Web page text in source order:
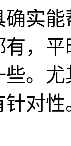
实
，
。
针对性